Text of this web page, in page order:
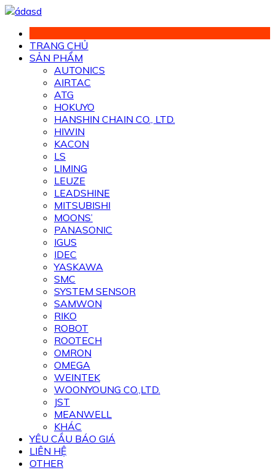
Chuyển
phần
dung
TRANG CHỦ
SẢN PHẨM
AUTONICS
AIRTAC
ATG
HOKUYO
HANSHIN CHAIN CO., LTD.
HIWIN
KACON
LS
LIMING
LEUZE
LEADSHINE
MITSUBISHI
MOONS’
PANASONIC
IGUS
IDEC
YASKAWA
SMC
SYSTEM SENSOR
SAMWON
RIKO
ROBOT
ROOTECH
OMRON
OMEGA
WEINTEK
WOONYOUNG CO.,LTD.
JST
MEANWELL
KHÁC
YÊU CẦU BÁO GIÁ
LIÊN HỆ
OTHER